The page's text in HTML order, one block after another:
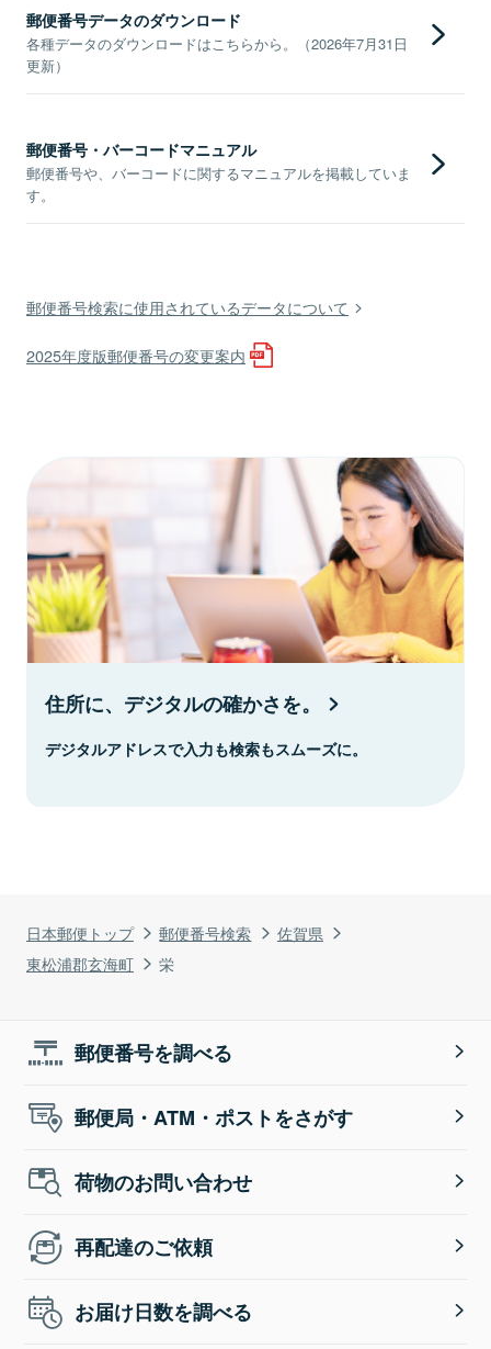
日本郵便トップ 郵便番号検索
佐賀県
東松浦郡玄海町
栄
郵便番号データのダウンロード
各種データのダウンロードはこちらから。（2026年7月31日
更新）
郵便番号・バーコードマニュアル
郵便番号や、バーコードに関するマニュアルを掲載していま
す。
郵便番号検索に使用されているデータについて
2025年度版郵便番号の変更案内
住所に、デジタルの確かさを。
デジタルアドレスで入力も検索もスムーズに。
郵便番号を調べる
郵便局・ATM・ポストをさがす
荷物のお問い合わせ
再配達のご依頼
お届け日数を調べる